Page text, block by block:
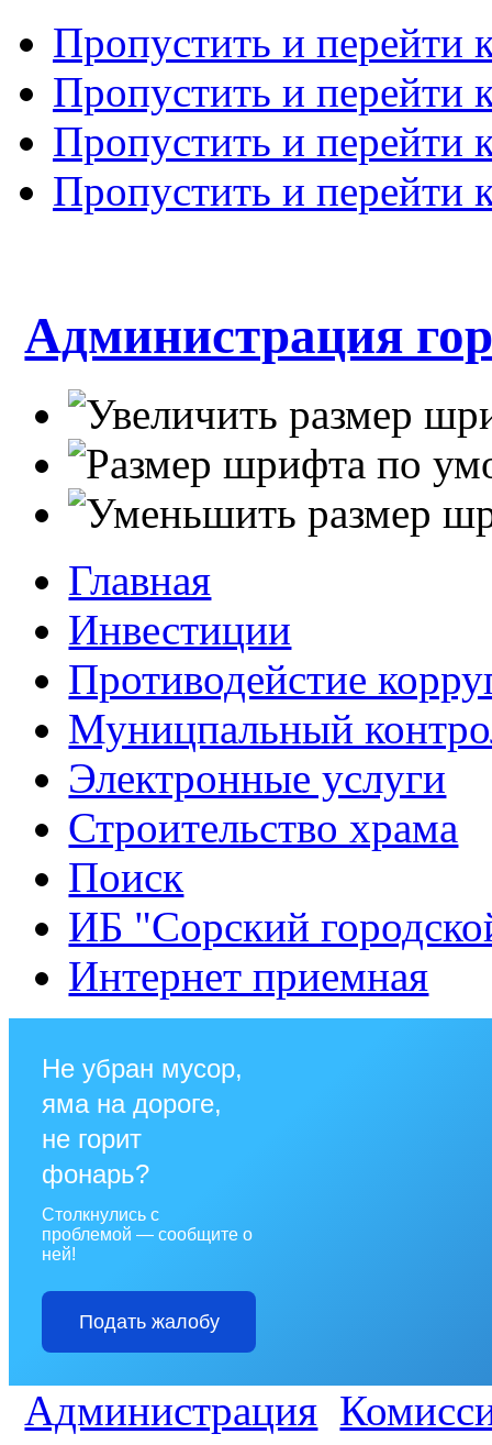
Пропустить и перейти
Пропустить и перейти
Пропустить и перейти
Пропустить и перейти
Администрация
Главная
Инвестиции
Противодейстие
Муницпальный
Электронные услуги
Строительство храма
Поиск
ИБ "Сорский
Интернет приемная
Не убран мусор,
яма на дороге,
не горит
фонарь?
Столкнулись с
проблемой — сообщите о
ней!
Подать жалобу
Администрация